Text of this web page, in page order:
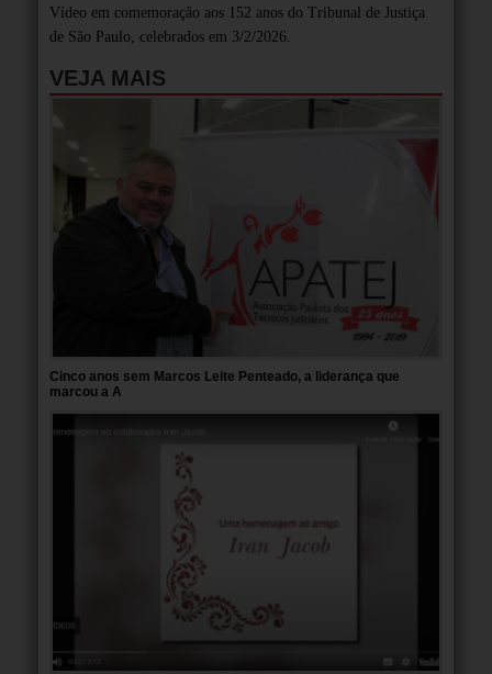
Vídeo em comemoração aos 152 anos do Tribunal de Justiça
de São Paulo, celebrados em 3/2/2026.
VEJA MAIS
Cinco anos sem Marcos Leite Penteado, a liderança que
marcou a A